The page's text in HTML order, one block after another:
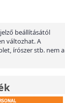
beállításától
változhat. A
írószer stb. nem a